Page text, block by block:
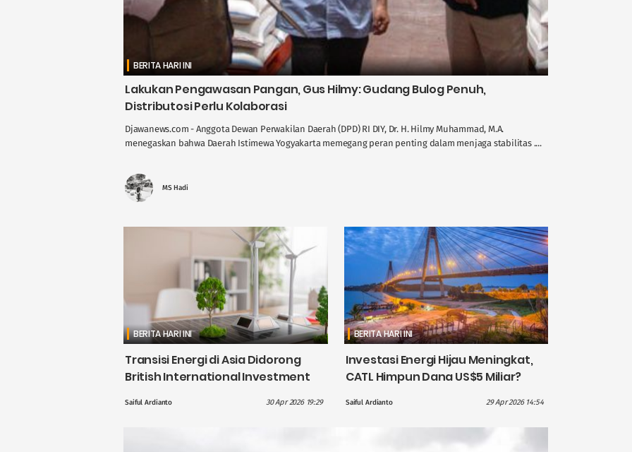
BERITA HARI INI
Lakukan Pengawasan Pangan, Gus Hilmy: Gudang Bulog Penuh,
Distributosi Perlu Kolaborasi
Djawanews.com - Anggota Dewan Perwakilan Daerah (DPD) RI DIY, Dr. H. Hilmy Muhammad, M.A.
menegaskan bahwa Daerah Istimewa Yogyakarta memegang peran penting dalam menjaga stabilitas ....
MS Hadi
BERITA HARI INI
Transisi Energi di Asia Didorong
British International Investment
Saiful Ardianto 30 Apr 2026 19:29
BERITA HARI INI
Investasi Energi Hijau Meningkat,
CATL Himpun Dana US$5 Miliar?
Saiful Ardianto 29 Apr 2026 14:54